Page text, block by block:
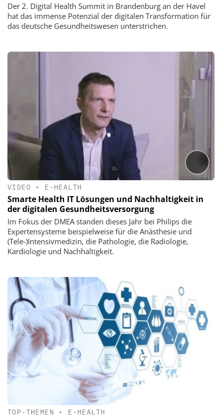
Der 2. Digital Health Summit in Brandenburg an der Havel
hat das immense Potenzial der digitalen Transformation für
das deutsche Gesundheitswesen unterstrichen.
VIDEO • E-HEALTH
Smarte Health IT Lösungen und Nachhaltigkeit in
der digitalen Gesundheitsversorgung
Im Fokus der DMEA standen dieses Jahr bei Philips die
Expertensysteme beispielweise für die Anästhesie und
(Tele-)Intensivmedizin, die Pathologie, die Radiologie,
Kardiologie und Nachhaltigkeit.
TOP-THEMEN • E-HEALTH